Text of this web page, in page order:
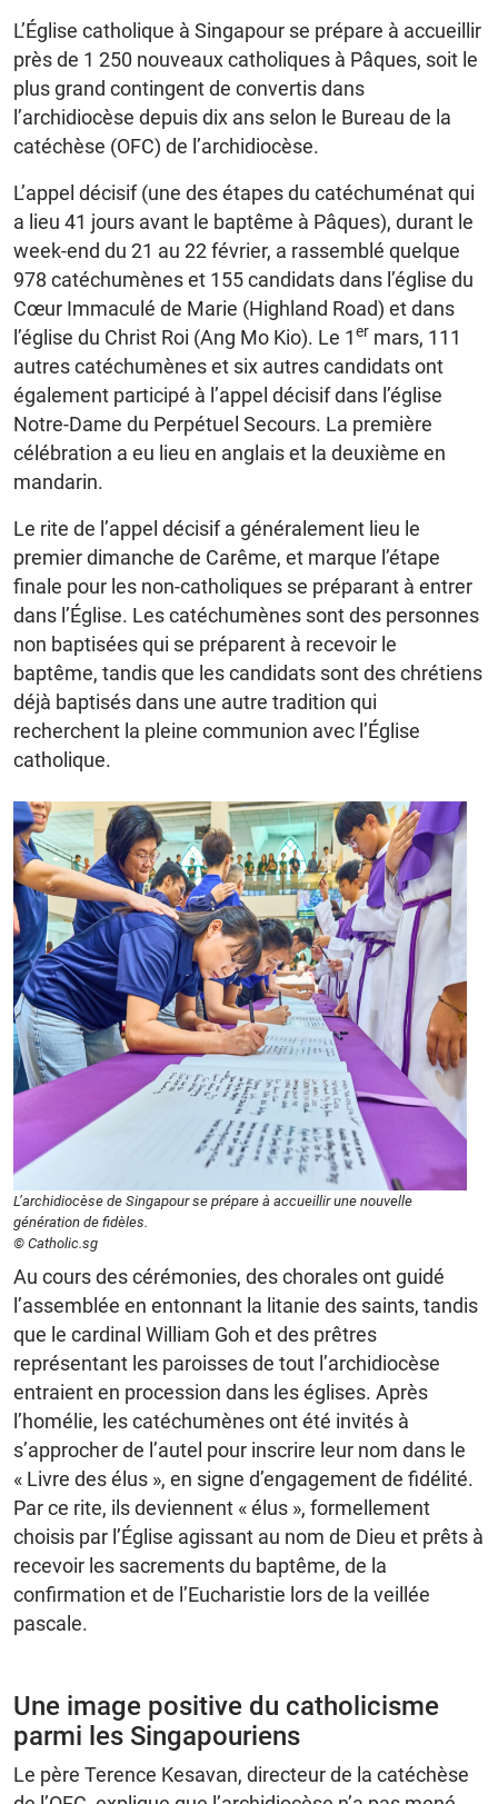
L’Église catholique à Singapour se prépare à accueillir
près de 1 250 nouveaux catholiques à Pâques, soit le
plus grand contingent de convertis dans
l’archidiocèse depuis dix ans selon le Bureau de la
catéchèse (OFC) de l’archidiocèse.
L’appel décisif (une des étapes du catéchuménat qui
a lieu 41 jours avant le baptême à Pâques), durant le
week-end du 21 au 22 février, a rassemblé quelque
978 catéchumènes et 155 candidats dans l’église du
Cœur Immaculé de Marie (Highland Road) et dans
l’église du Christ Roi (Ang Mo Kio). Le 1er mars, 111
autres catéchumènes et six autres candidats ont
également participé à l’appel décisif dans l’église
Notre-Dame du Perpétuel Secours. La première
célébration a eu lieu en anglais et la deuxième en
mandarin.
Le rite de l’appel décisif a généralement lieu le
premier dimanche de Carême, et marque l’étape
finale pour les non-catholiques se préparant à entrer
dans l’Église. Les catéchumènes sont des personnes
non baptisées qui se préparent à recevoir le
baptême, tandis que les candidats sont des chrétiens
déjà baptisés dans une autre tradition qui
recherchent la pleine communion avec l’Église
catholique.
L’archidiocèse de Singapour se prépare à accueillir une nouvelle
génération de fidèles.
© Catholic.sg
Au cours des cérémonies, des chorales ont guidé
l’assemblée en entonnant la litanie des saints, tandis
que le cardinal William Goh et des prêtres
représentant les paroisses de tout l’archidiocèse
entraient en procession dans les églises. Après
l’homélie, les catéchumènes ont été invités à
s’approcher de l’autel pour inscrire leur nom dans le
« Livre des élus », en signe d’engagement de fidélité.
Par ce rite, ils deviennent « élus », formellement
choisis par l’Église agissant au nom de Dieu et prêts à
recevoir les sacrements du baptême, de la
confirmation et de l’Eucharistie lors de la veillée
pascale.
Une image positive du catholicisme
parmi les Singapouriens
Le père Terence Kesavan, directeur de la catéchèse